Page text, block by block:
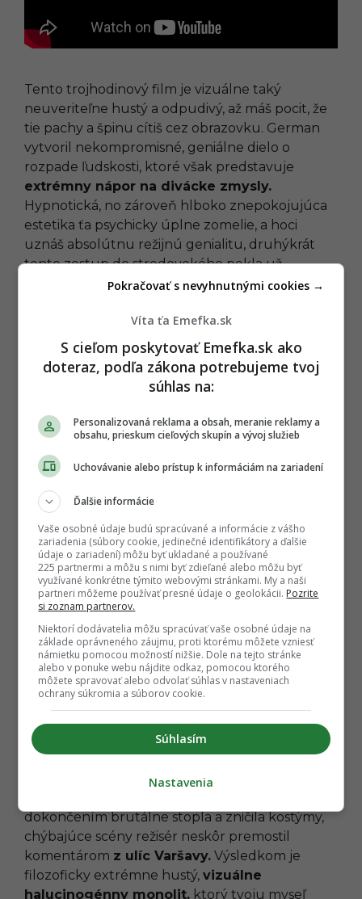
Tento trojhodinový film je vizuálne taký
neuveriteľne hustý a odpudivý, až máš pocit, že
tie pachy a špinu cítiš cez obrazovku. German
vytvoril nekompromisné, geniálne dielo o
rozpade ľudskosti, ktoré však predstavuje
extrémny nápor na divácke zmysly.
Hypnotická, no zároveň hlboko znepokojujúca
estetika ťa psychicky úplne zomelie, a hoci
uznáš absolútnu režijnú genialitu, druhýkrát
tento zostup do stredovekého pekla už
neabsolvuješ.
srebrnym globie, 1988)
Andrzeja Żuławského
histórii filmu. Snímka o skupine astronautov,
ktorí na cudzej planéte položia základy novej,
degenerovanej a rituálmi prehnitej ľudskej
civilizácie,
priam hysterickou energiou. Żuławski ťa vrhne
šialených monológov a neustáleho kriku, ktoré
dopĺňa agresívna, kinetická kamera.
dokončením brutálne stopla a zničila kostýmy,
chýbajúce scény režisér neskôr premostil
komentárom z ulíc Varšavy. Výsledkom je
filozoficky extrémne hustý, vizuálne
halucinogénny monolit, ktorý tvoju myseľ
Víta ťa Emefka.sk
S cieľom poskytovať Emefka.sk ako
doteraz, podľa zákona potrebujeme tvoj
súhlas na:
Personalizovaná reklama a obsah, meranie reklamy a
obsahu, prieskum cieľových skupín a vývoj služieb
Uchovávanie alebo prístup k informáciám na zariadení
Ďalšie informácie
Vaše osobné údaje budú spracúvané a informácie z vášho
zariadenia (súbory cookie, jedinečné identifikátory a ďalšie
údaje o zariadení) môžu byť ukladané a používané
225 partnermi a môžu s nimi byť zdieľané alebo môžu byť
využívané konkrétne týmito webovými stránkami. My a naši
partneri môžeme používať presné údaje o geolokácii. Pozrite
si zoznam partnerov.
Niektorí dodávatelia môžu spracúvať vaše osobné údaje na
základe oprávneného záujmu, proti ktorému môžete vzniesť
námietku pomocou možností nižšie. Dole na tejto stránke
alebo v ponuke webu nájdite odkaz, pomocou ktorého
môžete spravovať alebo odvolať súhlas v nastaveniach
ochrany súkromia a súborov cookie.
Súhlasím
Pokračovať s nevyhnutnými cookies →
Nastavenia